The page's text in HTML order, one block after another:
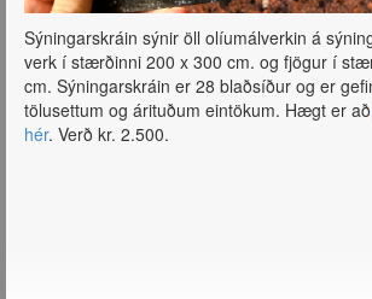
Sýningarskráin sýnir öll olíumálverkin á
verk í stærðinni 200 x 300 cm. og fjögur í
cm. Sýningarskráin er 28 blaðsíður og er
tölusettum og árituðum eintökum. Hægt er að
hér. Verð kr. 2.500.